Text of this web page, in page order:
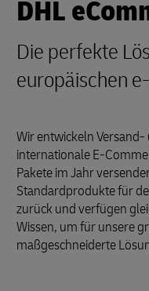
DHL
Die perfekte
europäischen
Wir entwickeln
internationale E-
Pakete im Jahr
Standardprodukte für
zurück und verfügen
Wissen, um für unsere
maßgeschneiderte